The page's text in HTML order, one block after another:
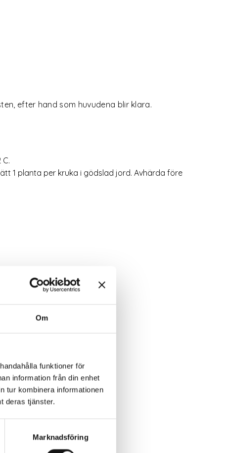
Om
funktioner för
information från din enhet
tur kombinera informationen
deras tjänster.
Marknadsföring
efter hand som huvudena blir klara.
1 planta per kruka i gödslad jord. Avhärda före